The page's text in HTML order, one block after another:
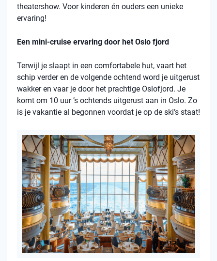
theatershow. Voor kinderen én ouders een unieke
ervaring!
Een mini-cruise ervaring door het Oslo fjord
Terwijl je slaapt in een comfortabele hut, vaart het
schip verder en de volgende ochtend word je uitgerust
wakker en vaar je door het prachtige Oslofjord. Je
komt om 10 uur ’s ochtends uitgerust aan in Oslo. Zo
is je vakantie al begonnen voordat je op de ski’s staat!